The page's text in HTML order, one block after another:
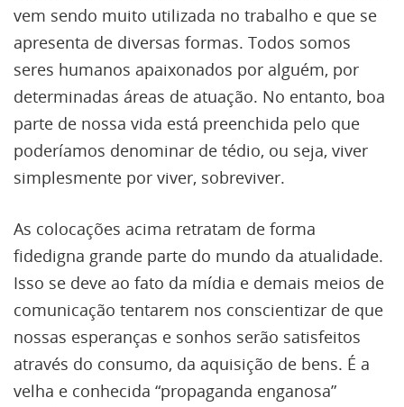
vem sendo muito utilizada no trabalho e que se
apresenta de diversas formas. Todos somos
seres humanos apaixonados por alguém, por
determinadas áreas de atuação. No entanto, boa
parte de nossa vida está preenchida pelo que
poderíamos denominar de tédio, ou seja, viver
simplesmente por viver, sobreviver.
As colocações acima retratam de forma
fidedigna grande parte do mundo da atualidade.
Isso se deve ao fato da mídia e demais meios de
comunicação tentarem nos conscientizar de que
nossas esperanças e sonhos serão satisfeitos
através do consumo, da aquisição de bens. É a
velha e conhecida “propaganda enganosa”